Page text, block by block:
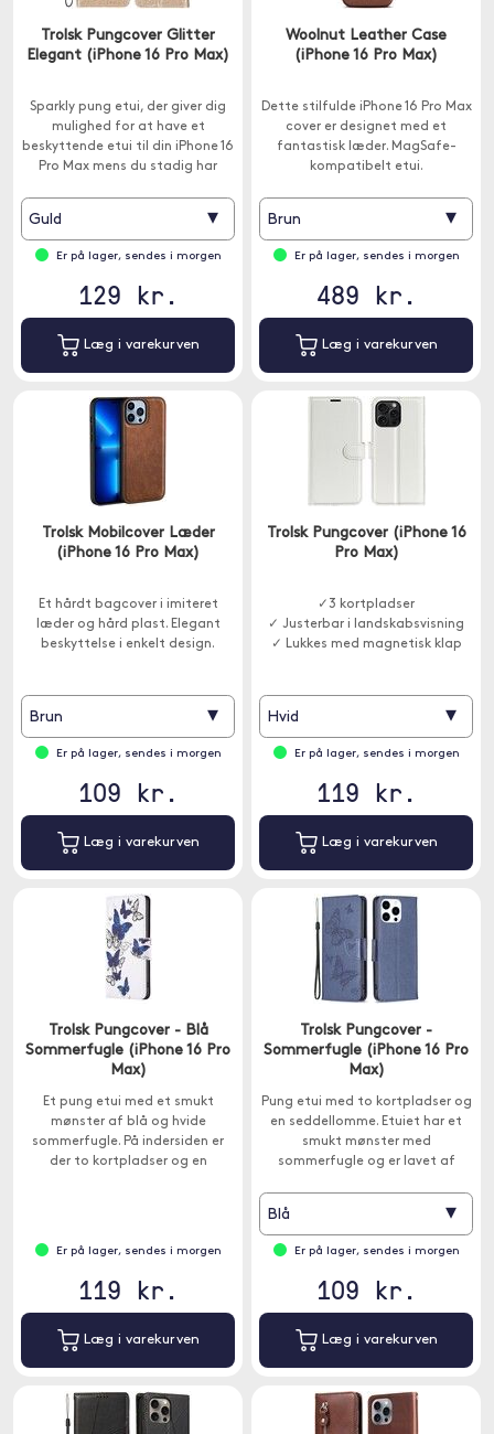
Trolsk Pungcover Glitter
Elegant (iPhone 16 Pro Max)
Sparkly pung etui, der giver dig
mulighed for at have et
beskyttende etui til din iPhone 16
Pro Max mens du stadig har
Guld ▾
Er på lager, sendes i morgen
129 kr.
Læg i varekurven
Woolnut Leather Case
(iPhone 16 Pro Max)
Dette stilfulde iPhone 16 Pro Max
cover er designet med et
fantastisk læder. MagSafe-
kompatibelt etui.
Brun ▾
Er på lager, sendes i morgen
489 kr.
Læg i varekurven
Trolsk Mobilcover Læder
(iPhone 16 Pro Max)
Et hårdt bagcover i imiteret
læder og hård plast. Elegant
beskyttelse i enkelt design.
Brun ▾
Er på lager, sendes i morgen
109 kr.
Læg i varekurven
Trolsk Pungcover (iPhone 16
Pro Max)
✓3 kortpladser
✓ Justerbar i landskabsvisning
✓ Lukkes med magnetisk klap
Hvid ▾
Er på lager, sendes i morgen
119 kr.
Læg i varekurven
Trolsk Pungcover - Blå
Sommerfugle (iPhone 16 Pro
Max)
Et pung etui med et smukt
mønster af blå og hvide
sommerfugle. På indersiden er
der to kortpladser og en
Er på lager, sendes i morgen
119 kr.
Læg i varekurven
Trolsk Pungcover -
Sommerfugle (iPhone 16 Pro
Max)
Pung etui med to kortpladser og
en seddellomme. Etuiet har et
smukt mønster med
sommerfugle og er lavet af
Blå ▾
Er på lager, sendes i morgen
109 kr.
Læg i varekurven